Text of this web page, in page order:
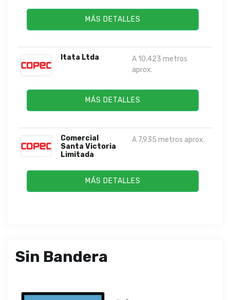
MÁS DETALLES
Itata Ltda
A 10,423 metros
aprox.
MÁS DETALLES
Comercial
Santa Victoria
Limitada
A 7,935 metros aprox.
MÁS DETALLES
Sin Bandera